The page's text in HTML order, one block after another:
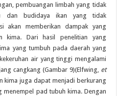
pembuangan limbah yang tidak
dan budidaya ikan yang tidak
akan memberikan dampak yang
kima. Dari hasil penelitian yang
yang tumbuh pada daerah yang
air yang tinggi mengalami
cangkang (Gambar 9)(Elfwing, et
kima juga dapat menjadi berkurang
menempel pad tubuh kima. Dengan